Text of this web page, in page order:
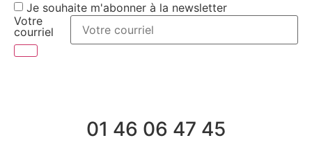
Je souhaite m'abonner à la newsletter
Votre
courriel
01 46 06 47 45